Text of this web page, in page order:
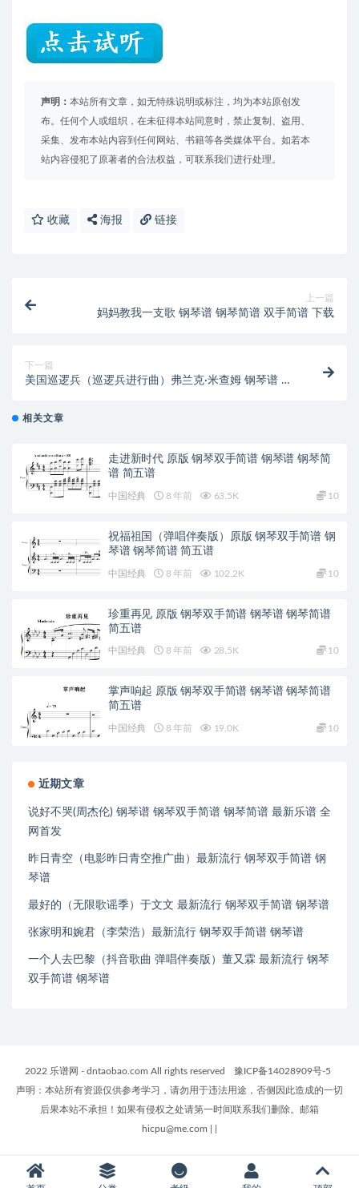
声明： 本站所有文章，如无特殊说明或标注，均为本站原创发
布。任何个人或组织，在未征得本站同意时，禁止复制、盗用、
采集、发布本站内容到任何网站、书籍等各类媒体平台。如若本
站内容侵犯了原著者的合法权益，可联系我们进行处理。
收藏 海报 链接
上一篇
妈妈教我一支歌 钢琴谱 钢琴简谱 双手简谱 下载
下一篇
美国巡逻兵（巡逻兵进行曲）弗兰克·米查姆 钢琴谱 钢
相关文章
走进新时代 原版 钢琴双手简谱 钢琴谱 钢琴简
谱 简五谱
中国经典 8 年前 63.5K 10
祝福祖国（弹唱伴奏版）原版 钢琴双手简谱 钢
琴谱 钢琴简谱 简五谱
中国经典 8 年前 102.2K 10
珍重再见 原版 钢琴双手简谱 钢琴谱 钢琴简谱
简五谱
中国经典 8 年前 28.5K 10
掌声响起 原版 钢琴双手简谱 钢琴谱 钢琴简谱
简五谱
中国经典 8 年前 19.0K 10
近期文章
说好不哭(周杰伦) 钢琴谱 钢琴双手简谱 钢琴简谱 最新乐谱 全
网首发
昨日青空（电影昨日青空推广曲）最新流行 钢琴双手简谱 钢
琴谱
最好的（无限歌谣季）于文文 最新流行 钢琴双手简谱 钢琴谱
张家明和婉君（李荣浩）最新流行 钢琴双手简谱 钢琴谱
一个人去巴黎（抖音歌曲 弹唱伴奏版）董又霖 最新流行 钢琴
双手简谱 钢琴谱
2022 乐谱网 - dntaobao.com All rights reserved
豫ICP备14028909号-5
声明：本站所有资源仅供参考学习，请勿用于违法用途，否侧因此造成的一切
后果本站不承担！如果有侵权之处请第一时间联系我们删除。邮箱
hicpu@me.com